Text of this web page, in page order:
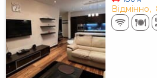
Відмінно,